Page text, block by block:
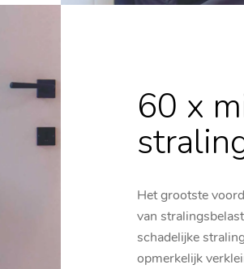
60 x
Het grootste
van
schadelijke
opmerkelijk